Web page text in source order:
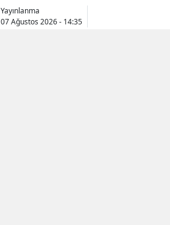
Yayınlanma
07 Ağustos 2026 - 14:35